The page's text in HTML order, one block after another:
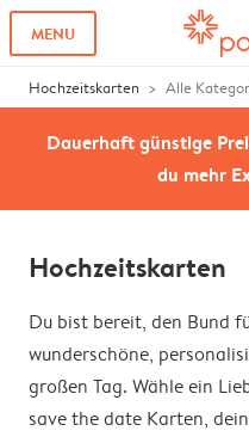
MENU
Hochzeitskarten Alle
Dauerhaft günstige
du mehr
Hochzeitskarten
Du bist bereit, den Bund
wunderschöne,
großen Tag. Wähle ein
save the date Karten,